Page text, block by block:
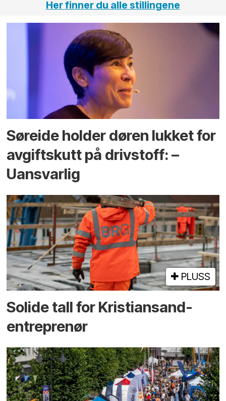
Her finner du alle stillingene
Søreide holder døren lukket for
avgiftskutt på drivstoff: –
Uansvarlig
PLUSS
Solide tall for Kristiansand-
entreprenør